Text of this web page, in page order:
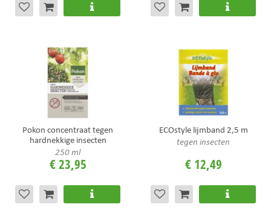
Pokon concentraat tegen
hardnekkige insecten
250 ml
€23,95
ECOstyle lijmband 2,5 m
tegen insecten
€ 12,49